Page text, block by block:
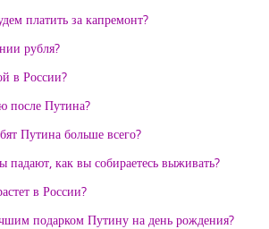
платить за капремонт?
рубля?
в России?
после Путина?
Путина больше всего?
падают, как вы собираетесь выживать?
в России?
подарком Путину на день рождения?